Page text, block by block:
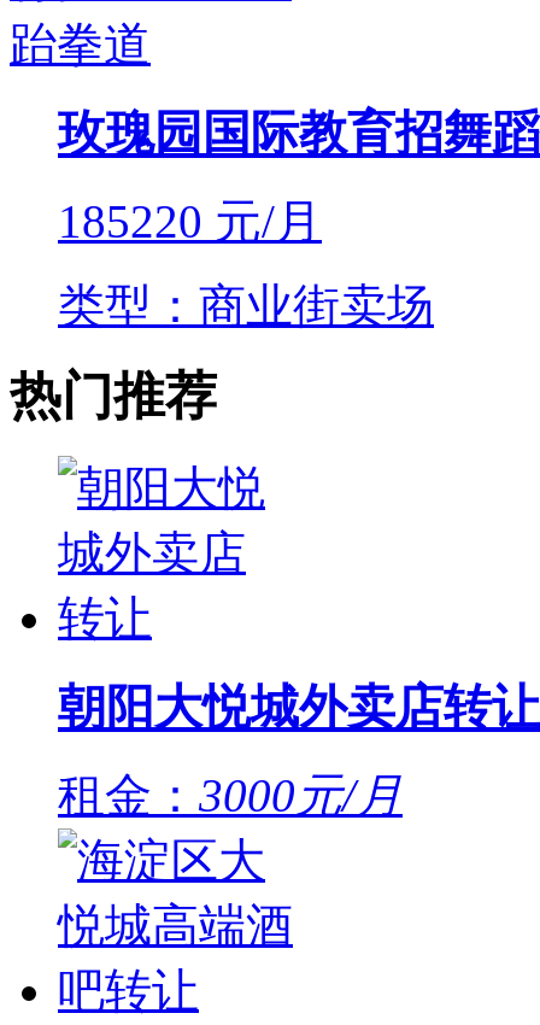
玫瑰园国际教育招舞
185220 元/月
类型：商业街卖场
热门推荐
朝阳大悦城外卖店转让
租金： 3000元/月